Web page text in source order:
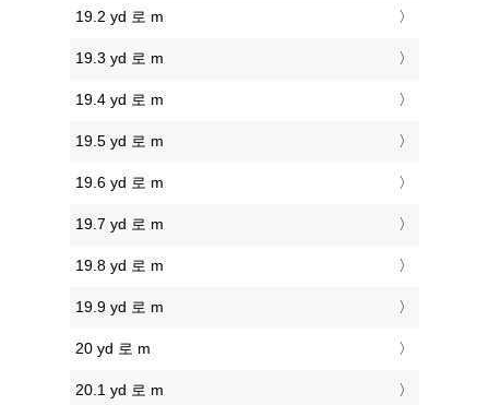
19.2 yd 로 m
19.3 yd 로 m
19.4 yd 로 m
19.5 yd 로 m
19.6 yd 로 m
19.7 yd 로 m
19.8 yd 로 m
19.9 yd 로 m
20 yd 로 m
20.1 yd 로 m